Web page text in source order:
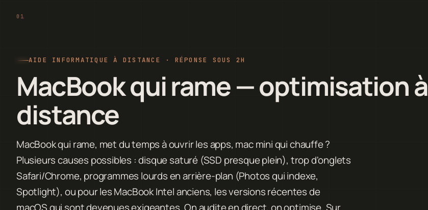
AIDE INFORMATIQUE À DISTANCE · RÉPONSE SOUS 2H
MacBook qui rame — optimisation à
distance
MacBook qui rame, met du temps à ouvrir les apps, mac mini qui chauffe ?
Plusieurs causes possibles : disque saturé (SSD presque plein), trop d'onglets
Safari/Chrome, programmes lourds en arrière-plan (Photos qui indexe,
Spotlight), ou pour les MacBook Intel anciens, les versions récentes de